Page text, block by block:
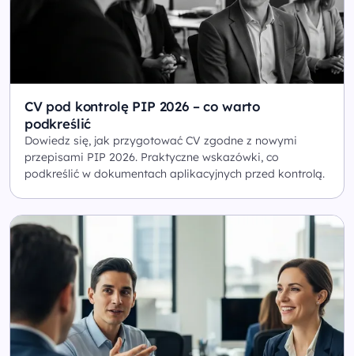
CV pod kontrolę PIP 2026 – co warto
podkreślić
Dowiedz się, jak przygotować CV zgodne z nowymi
przepisami PIP 2026. Praktyczne wskazówki, co
podkreślić w dokumentach aplikacyjnych przed kontrolą.